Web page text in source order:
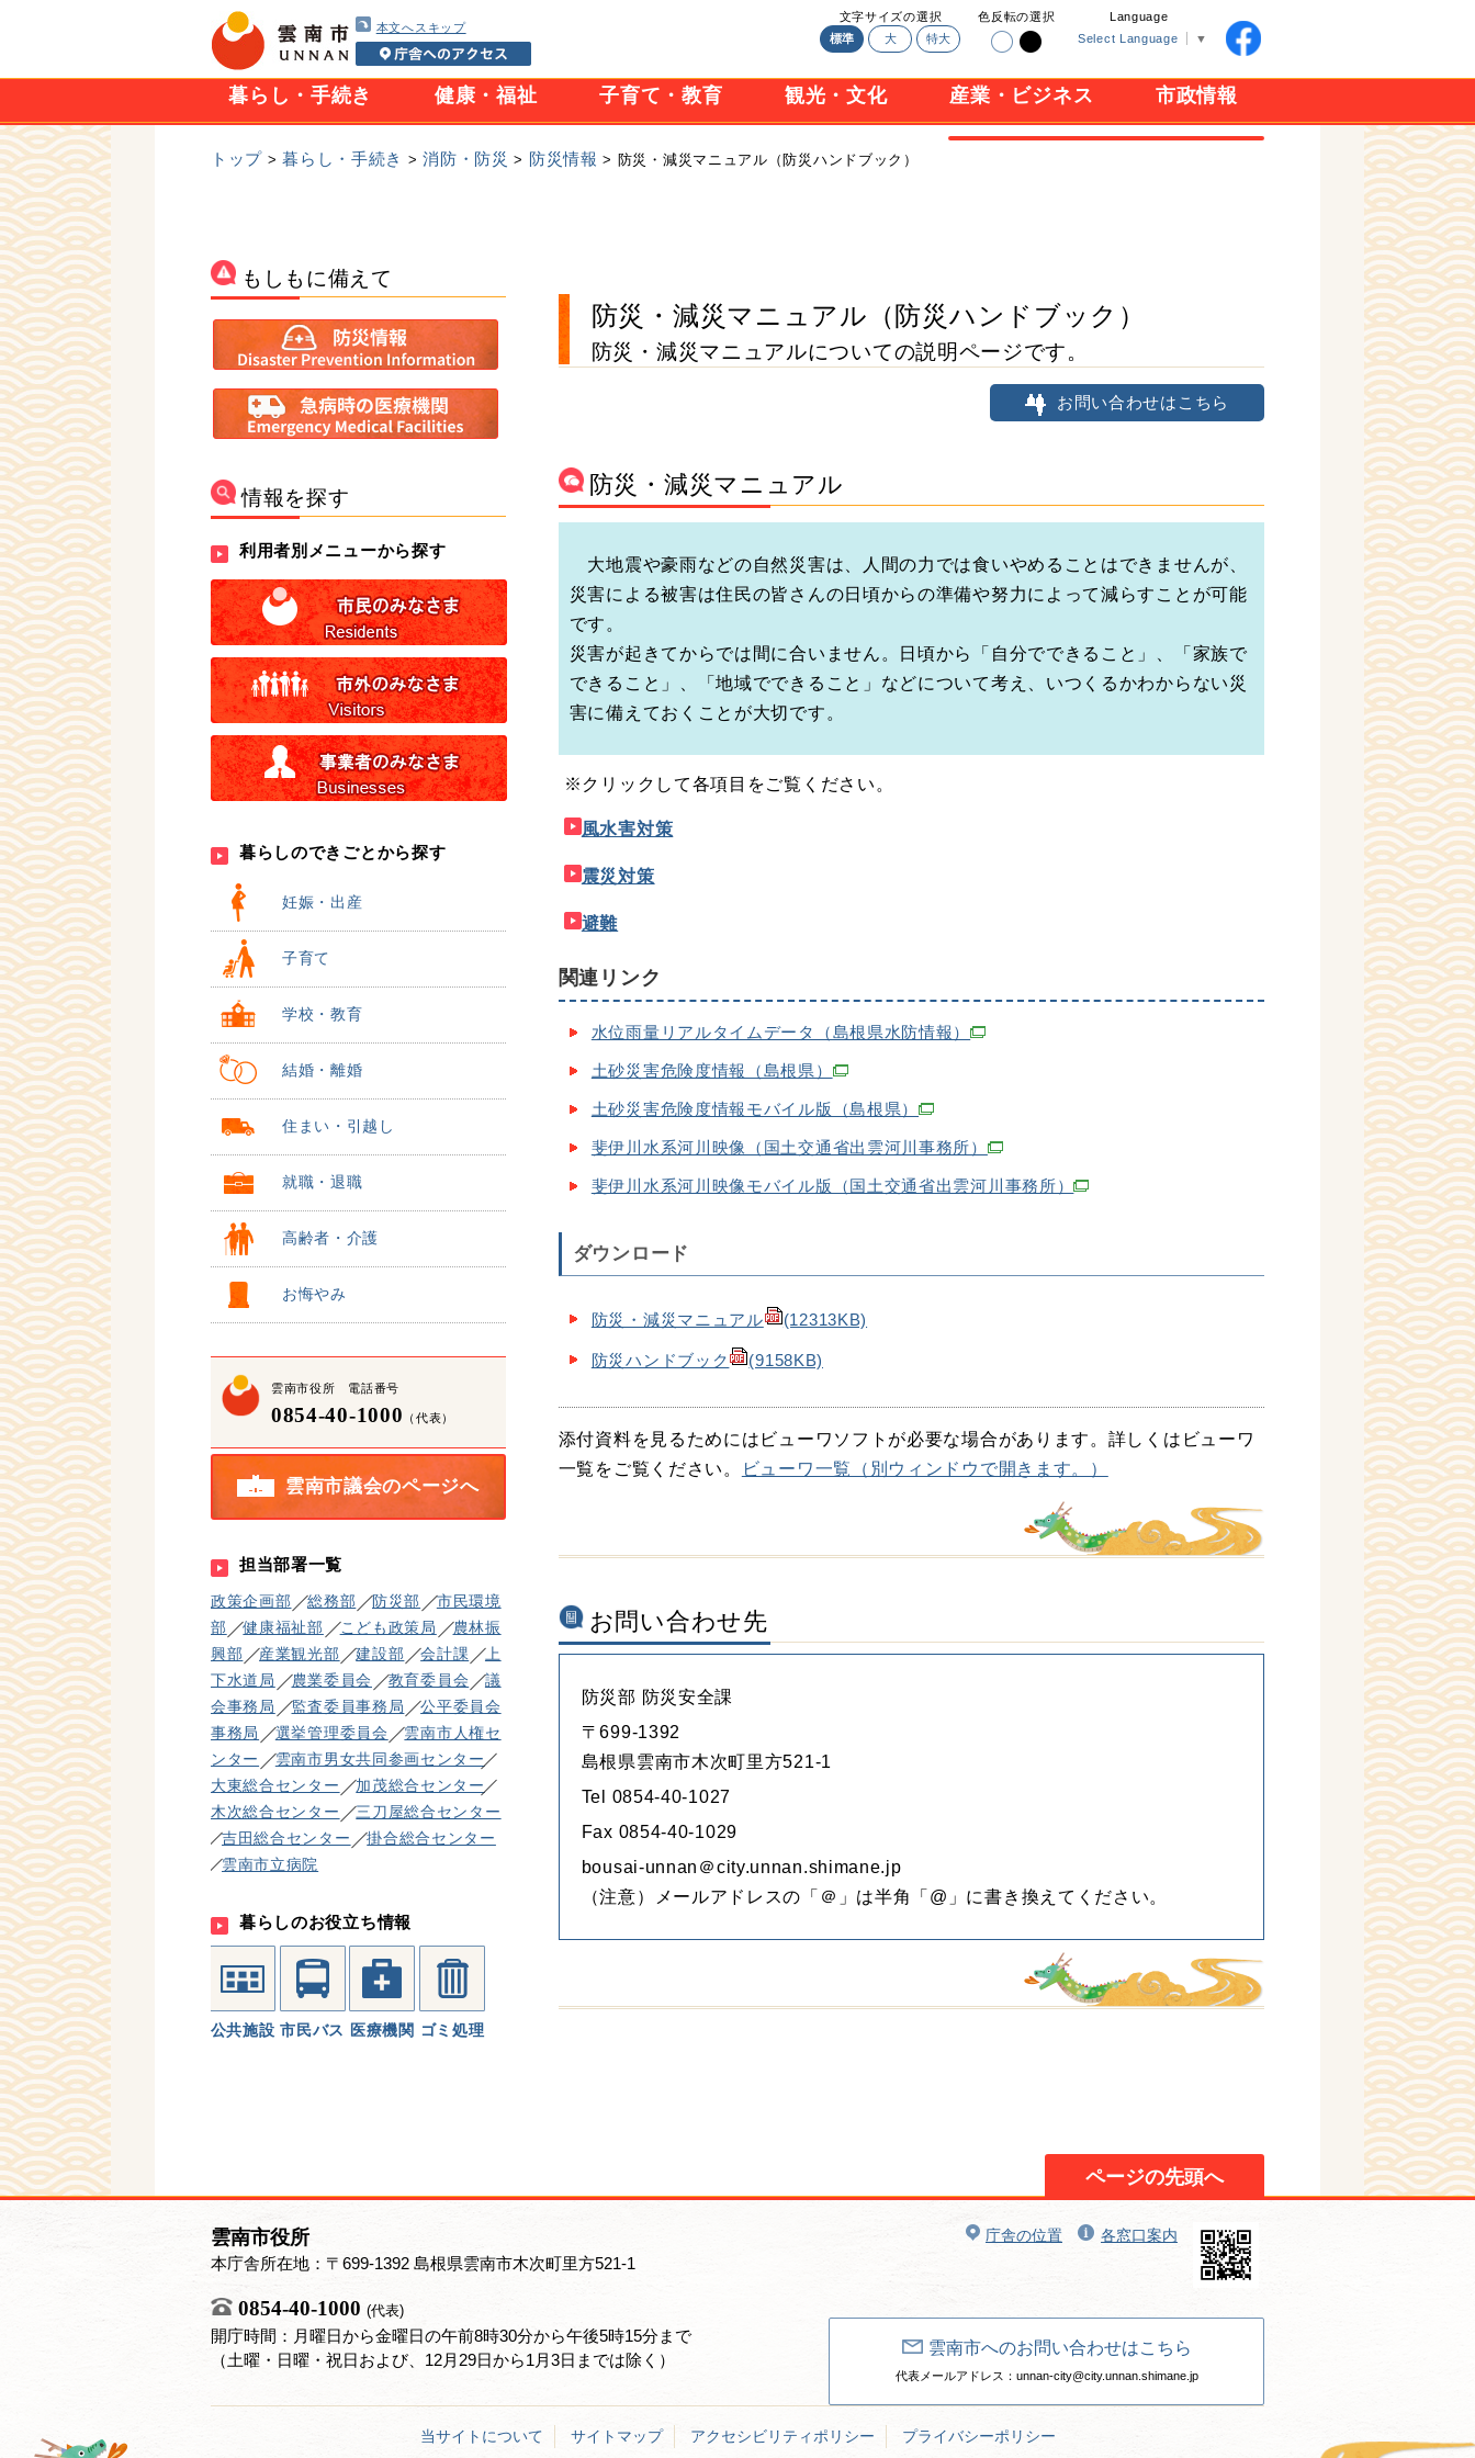
本文へスキップ
文字サイズの選択
標準
大 特大
色反転の選択
Language
Select Language
▼
暮らし・手続き 健康・福祉 子育て・教育 観光・文化 産業・ビジネス 市政情報
トップ >暮らし・手続き >消防・防災 > 防災情報 > 防災・減災マニュアル（防災ハンドブック）
もしもに備えて
情報を探す
利用者別メニューから探す
暮らしのできごとから探す
妊娠・出産
子育て
学校・教育
結婚・離婚
住まい・引越し
就職・退職
高齢者・介護
お悔やみ
雲南市役所 電話番号
0854-40-1000 （代表）
雲南市議会のページへ
担当部署一覧
政策企画部 総務部 防災部
市民環境
部
健康福祉部 こども政策局
農林振
興部
産業観光部 建設部 会計課
上
下水道局
農業委員会 教育委員会
議
会事務局
監査委員事務局
公平委員会
事務局
選挙管理委員会
雲南市人権セ
ンター
雲南市男女共同参画センター
大東総合センター
加茂総合センター
木次総合センター
三刀屋総合センター
吉田総合センター
掛合総合センター
雲南市立病院
暮らしのお役立ち情報
公共施設 市民バス 医療機関 ゴミ処理
防災・減災マニュアル（防災ハンドブック）
防災・減災マニュアルについての説明ページです。
お問い合わせはこちら
防災・減災マニュアル
大地震や豪雨などの自然災害は、人間の力では食いやめることはできませんが、
災害による被害は住民の皆さんの日頃からの準備や努力によって減らすことが可能
です。
災害が起きてからでは間に合いません。日頃から「自分でできること」、「家族で
できること」、「地域でできること」などについて考え、いつくるかわからない災
害に備えておくことが大切です。
※クリックして各項目をご覧ください。
風水害対策
震災対策
避難
関連リンク
水位雨量リアルタイムデータ（島根県水防情報）
土砂災害危険度情報（島根県）
土砂災害危険度情報モバイル版（島根県）
斐伊川水系河川映像（国土交通省出雲河川事務所）
斐伊川水系河川映像モバイル版（国土交通省出雲河川事務所）
ダウンロード
防災・減災マニュアル (12313KB)
防災ハンドブック (9158KB)
添付資料を見るためにはビューワソフトが必要な場合があります。詳しくはビューワ
一覧をご覧ください。
ビューワ一覧（別ウィンドウで開きます。）
お問い合わせ先
防災部 防災安全課
〒699-1392
島根県雲南市木次町里方521-1
Tel 0854-40-1027
Fax 0854-40-1029
bousai-unnan＠city.unnan.shimane.jp
（注意）メールアドレスの「＠」は半角「@」に書き換えてください。
ページの先頭へ
庁舎の位置 各窓口案内
雲南市へのお問い合わせはこちら
代表メールアドレス：unnan-city@city.unnan.shimane.jp
雲南市役所
本庁舎所在地：〒699-1392 島根県雲南市木次町里方521-1
0854-40-1000 (代表)
開庁時間：月曜日から金曜日の午前8時30分から午後5時15分まで
（土曜・日曜・祝日および、12月29日から1月3日までは除く）
当サイトについて サイトマップ アクセシビリティポリシー プライバシーポリシー